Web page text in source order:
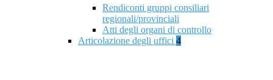
Rendiconti gruppi consiliari
regionali/provinciali
Atti degli organi di controllo
Articolazione degli uffici 4